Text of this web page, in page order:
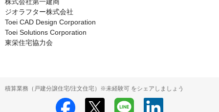
株式会社第一建商
ジオラフター株式会社
Toei CAD Design Corporation
Toei Solutions Corporation
東栄住宅協力会
積算業務（戸建分譲住宅/注文住宅）※未経験可 をシェアしましょう